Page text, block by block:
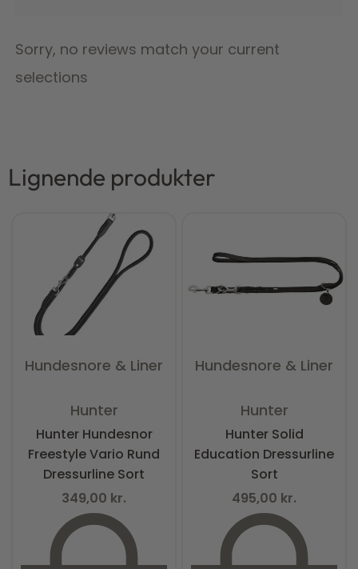
Sorry, no reviews match your current
selections
Lignende produkter
Hundesnore & Liner
Hunter
Hunter Hundesnor
Freestyle Vario Rund
Dressurline Sort
349,00 kr.
Hundesnore & Liner
Hunter
Hunter Solid
Education Dressurline
Sort
495,00 kr.